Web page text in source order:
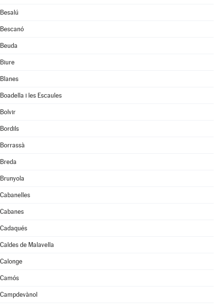
Besalú
Bescanó
Beuda
Biure
Blanes
Boadella i les Escaules
Bolvir
Bordils
Borrassà
Breda
Brunyola
Cabanelles
Cabanes
Cadaqués
Caldes de Malavella
Calonge
Camós
Campdevànol